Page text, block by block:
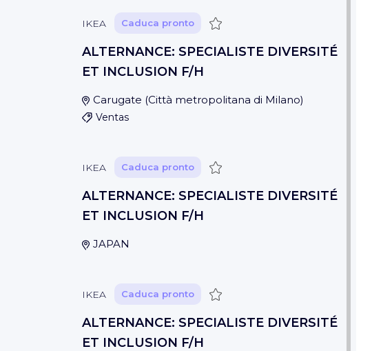
IKEA Caduca pronto Guardar
ALTERNANCE: SPECIALISTE DIVERSITÉ
ET INCLUSION F/H
Carugate (Città metropolitana di Milano)
Ventas
IKEA Caduca pronto Guardar
ALTERNANCE: SPECIALISTE DIVERSITÉ
ET INCLUSION F/H
JAPAN
IKEA Caduca pronto Guardar
ALTERNANCE: SPECIALISTE DIVERSITÉ
ET INCLUSION F/H